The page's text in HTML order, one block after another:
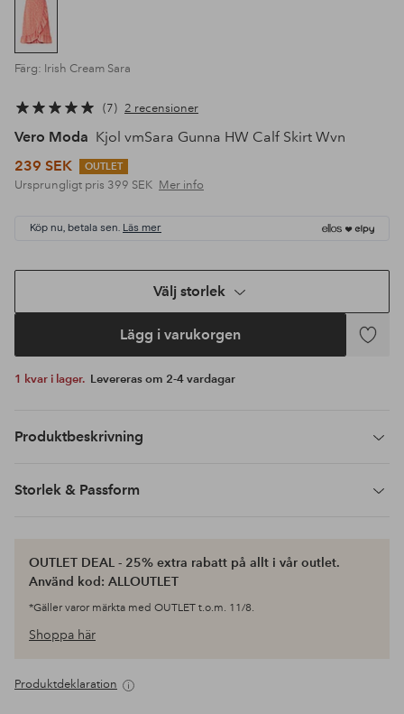
Färg: Irish Cream Sara
7 2 recensioner
Vero Moda Kjol vmSara Gunna HW Calf Skirt Wvn
239 SEK
OUTLET
Ursprungligt pris 399 SEK Mer info
Köp nu, betala sen. Läs mer
Välj storlek
Lägg i varukorgen
Lägg
1 kvar i lager. Levereras om 2-4 vardagar
Produktbeskrivning
Storlek & Passform
OUTLET DEAL - 25% extra rabatt på allt i vår outlet.
Använd kod: ALLOUTLET
*Gäller varor märkta med OUTLET t.o.m. 11/8.
Shoppa här
Produktdeklaration